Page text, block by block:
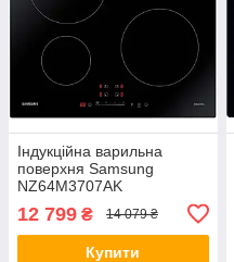
Індукційна варильна
поверхня Samsung
NZ64M3707AK
12 799 ₴ 14 079 ₴
Купити